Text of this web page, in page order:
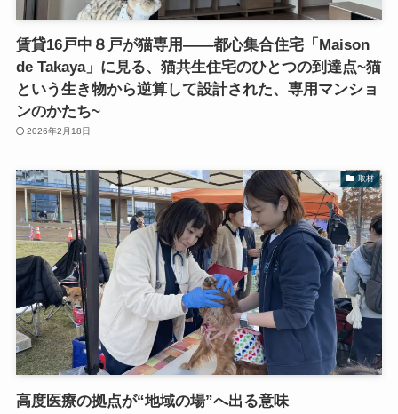
賃貸16戸中８戸が猫専用――都心集合住宅「Maison
de Takaya」に見る、猫共生住宅のひとつの到達点~猫
という生き物から逆算して設計された、専用マンショ
ンのかたち~
2026年2月18日
取材
高度医療の拠点が“地域の場”へ出る意味